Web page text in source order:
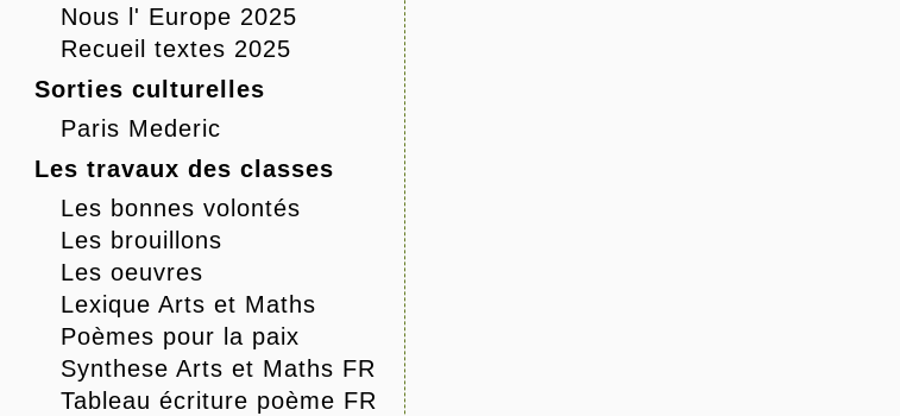
Nous l' Europe 2025
Recueil textes 2025
Sorties culturelles
Paris Mederic
Les travaux des classes
Les bonnes volontés
Les brouillons
Les oeuvres
Lexique Arts et Maths
Poèmes pour la paix
Synthese Arts et Maths FR
Tableau écriture poème FR